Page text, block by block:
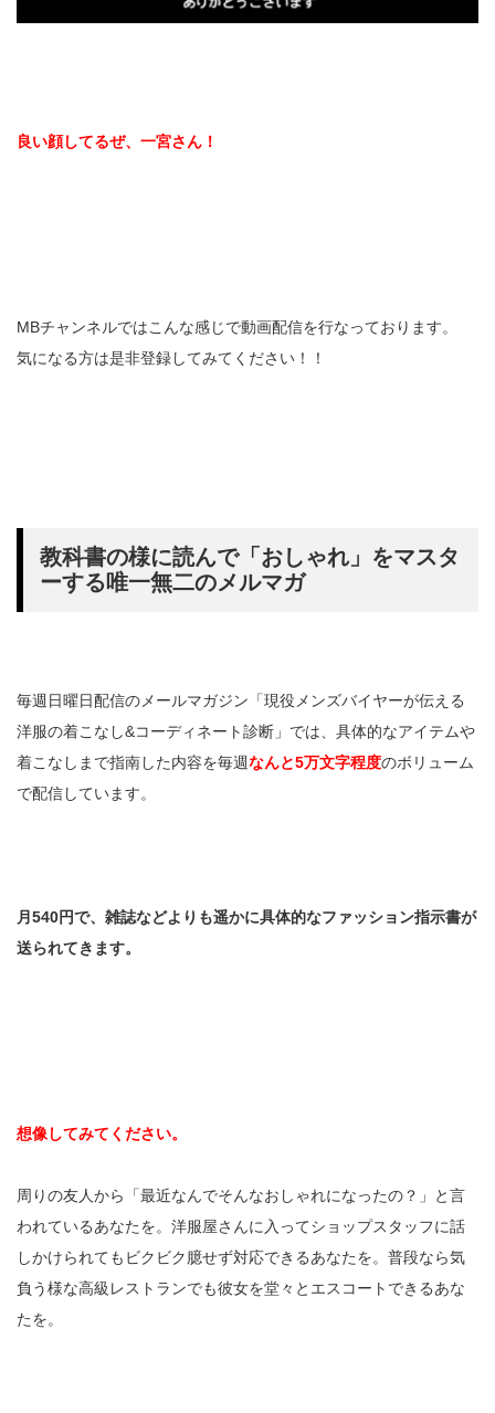
良い顔してるぜ、一宮さん！
MBチャンネルではこんな感じで動画配信を行なっております。
気になる方は是非登録してみてください！！
教科書の様に読んで「おしゃれ」をマスタ
ーする唯一無二のメルマガ
毎週日曜日配信のメールマガジン「現役メンズバイヤーが伝える
洋服の着こなし&コーディネート診断」では、具体的なアイテムや
着こなしまで指南した内容を毎週なんと5万文字程度のボリューム
で配信しています。
月540円で、雑誌などよりも遥かに具体的なファッション指示書が
送られてきます。
想像してみてください。
周りの友人から「最近なんでそんなおしゃれになったの？」と言
われているあなたを。洋服屋さんに入ってショップスタッフに話
しかけられてもビクビク臆せず対応できるあなたを。普段なら気
負う様な高級レストランでも彼女を堂々とエスコートできるあな
たを。